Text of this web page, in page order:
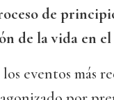
de
de la vida en
eventos más